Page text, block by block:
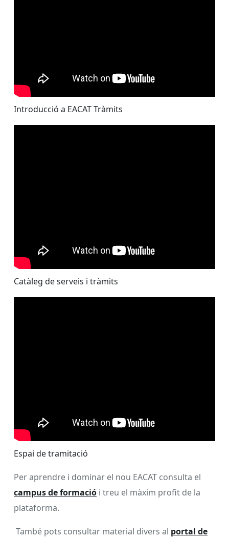
Introducció a EACAT Tràmits
Catàleg de serveis i tràmits
Espai de tramitació
Per aprendre i dominar el nou EACAT consulta el
campus de formació i treu el màxim profit de la
plataforma.
També pots consultar material divers al portal de